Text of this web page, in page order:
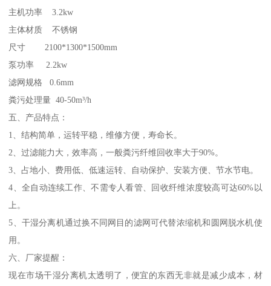
主机功率 3.2kw
主体材质 不锈钢
尺寸 2100*1300*1500mm
泵功率 2.2kw
滤网规格 0.6mm
粪污处理量 40-50m³/h
五、产品特点：
1、结构简单，运转平稳，维修方便，寿命长。
2、过滤能力大，效率高，一般粪污纤维回收率大于90%。
3、占地小、费用低、低速运转、自动保护、安装方便、节水节电。
4、全自动连续工作、不需专人看管、回收纤维浓度较高可达60%以
上。
5、干湿分离机通过换不同网目的滤网可代替浓缩机和圆网脱水机使
用。
六、厂家提醒：
现在市场干湿分离机太透明了，便宜的东西无非就是减少成本，材